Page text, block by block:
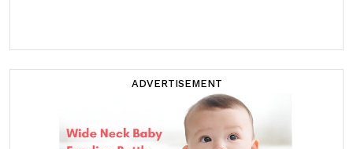
ADVERTISEMENT